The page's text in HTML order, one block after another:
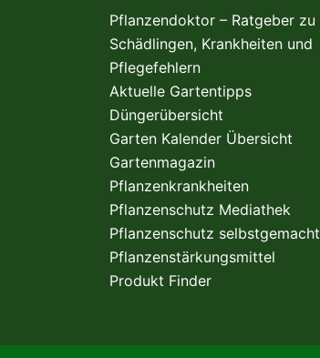
Pflanzendoktor – Ratgeber zu
Schädlingen, Krankheiten und
Pflegefehlern
Aktuelle Gartentipps
Düngerübersicht
Garten Kalender Übersicht
Gartenmagazin
Pflanzenkrankheiten
Pflanzenschutz Mediathek
Pflanzenschutz selbstgemacht
Pflanzenstärkungsmittel
Produkt Finder